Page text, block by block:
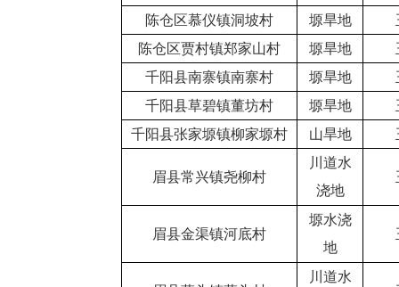
陈仓区慕仪镇洞坡村 塬旱地
陈仓区贾村镇郑家山村
塬旱地
千阳县南寨镇南寨村
塬旱地
千阳县草碧镇董坊村
塬旱地
千阳县张家塬镇柳家塬村
山旱地
眉县常兴镇尧柳村
川道水
浇地
眉县金渠镇河底村
塬水浇
地
川道水